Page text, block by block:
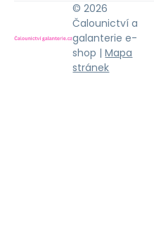
© 2026
Čalounictví a
galanterie e-
shop |Mapa
stránek